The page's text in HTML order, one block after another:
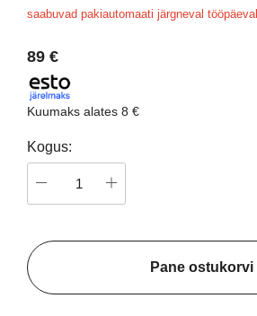
saabuvad pakiautomaati järgneval tööpäeval
89 €
Kuumaks alates 8 €
Kogus:
Pane ostukorvi